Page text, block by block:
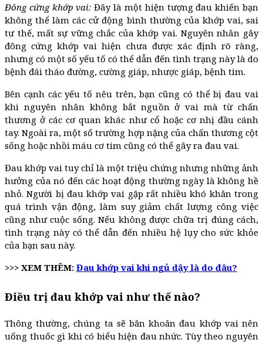
Đông cứng khớp vai:Đây là một hiện tượng đau khiến bạn
không thể làm các cử động bình thường của khớp vai, sai
tư thế, mất sự vững chắc của khớp vai. Nguyên nhân gây
đông cứng khớp vai hiện chưa được xác định rõ ràng,
nhưng có một số yếu tố có thể dẫn đến tình trạng này là do
bệnh đái tháo đường, cường giáp, nhược giáp, bệnh tim.
Bên cạnh các yếu tố nêu trên, bạn cũng có thể bị đau vai
khi nguyên nhân không bắt nguồn ở vai mà từ chấn
thương ở các cơ quan khác như cổ hoặc cơ nhị đầu cánh
tay. Ngoài ra, một số trường hợp nặng của chấn thương cột
sống hoặc nhồi máu cơ tim cũng có thể gây ra đau vai.
Đau khớp vai tuy chỉ là một triệu chứng nhưng những ảnh
hưởng của nó đến các hoạt động thường ngày là không hề
nhỏ. Người bị đau khớp vai gặp rất nhiều khó khăn trong
quá trình vận động, làm suy giảm chất lượng công việc
cũng như cuộc sống. Nếu không được chữa trị đúng cách,
tình trạng này có thể dẫn đến nhiều hệ lụy cho sức khỏe
của bạn sau này.
>>> XEM THÊM: Đau khớp vai khi ngủ dậy là do đâu?
Điều trị đau khớp vai như thế nào?
Thông thường, chúng ta sẽ băn khoăn đau khớp vai nên
uống thuốc gì khi có biểu hiện đau nhức. Tùy theo nguyên